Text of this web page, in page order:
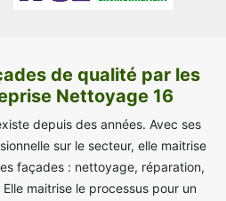
de qualité par les
Nettoyage 16
depuis des années. Avec ses
sur le secteur, elle maitrise
façades : nettoyage, réparation,
maitrise le processus pour un